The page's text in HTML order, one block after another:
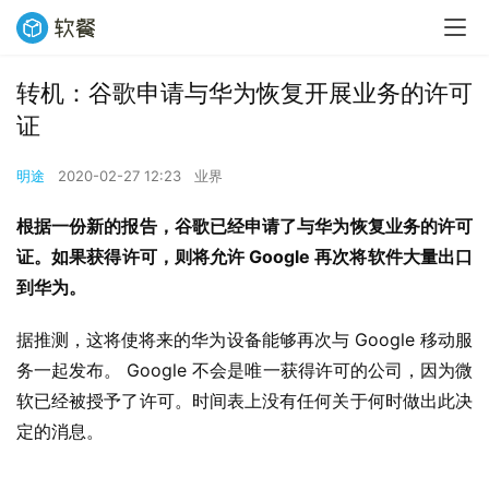
转机：谷歌申请与华为恢复开展业务的许可
证
明途 2020-02-27 12:23 业界
根据一份新的报告，谷歌已经申请了与华为恢复业务的许可
证。如果获得许可，则将允许 Google 再次将软件大量出口
到华为。
据推测，这将使将来的华为设备能够再次与 Google 移动服
务一起发布。 Google 不会是唯一获得许可的公司，因为微
软已经被授予了许可。时间表上没有任何关于何时做出此决
定的消息。